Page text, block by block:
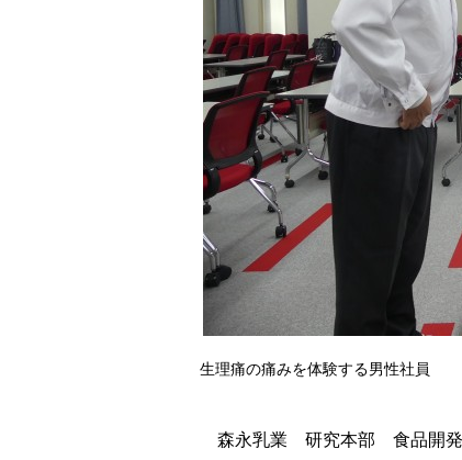
生理痛の痛みを体験する男性社員
森永乳業 研究本部 食品開発